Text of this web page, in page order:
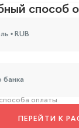
способ
• RUB
банка
оплаты
ПЕРЕЙТИ К